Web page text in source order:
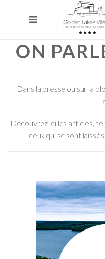
ON
Dans la presse ou sur la
Découvrez ici les articles,
ceux qui se sont